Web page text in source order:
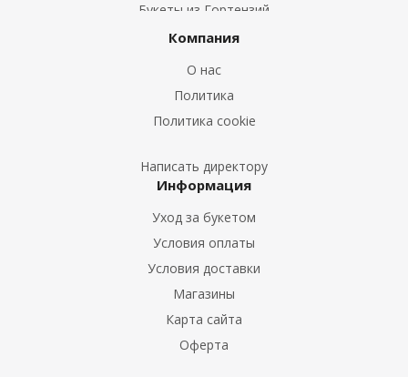
Букеты из Гортензий
Букеты из Ирисов
Букеты из Эустом
Букеты из Гладиолусов
Букеты из Тюльпанов
Компания
О нас
Политика
Политика cookie
Написать директору
Информация
Уход за букетом
Условия оплаты
Условия доставки
Магазины
Карта сайта
Оферта